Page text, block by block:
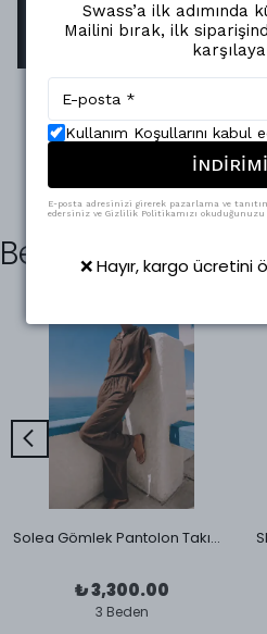
parlaklığını uzun
Benzer Ürünler
Solea Gömlek Pantolon Takım Kahverengi
₺ 3,300.00
3 Beden
Swass’a ilk adımında
Mailini bırak, ilk
Kullanım Koşullarını kabul
E-posta adresinizi girerek pazarlama ve
edersiniz ve Gizlilik Politikamızı
❌ Hayır, kargo